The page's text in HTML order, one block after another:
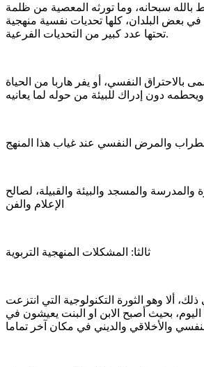
بالله سبحانه، وما تورثه المعصية من ظلمة
بعض البلدان، كلها تحديات نفسية منهجية
تحتها عدد كبير من التحديات الفرعية.
النفسي، أو يفر هاربا من الحياة
والمسجد والبيئة والقبيلة، لصالح
الإعلام والفن
ثالثا: المشكلات المنهجية التربوية
ألا وهو الثورة التكنولوجية التي انتزعت
بحيث أصبح الابن او البنت يعيشون في